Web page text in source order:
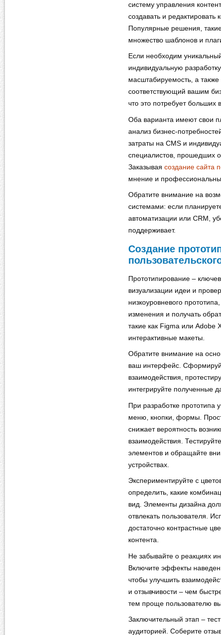
систему управления
создавать и редактировать
Популярные решения,
множество шаблонов и
Если необходим
индивидуальную
масштабируемость, а также
соответствующий вашим
что это потребует
Оба варианта имеют свои
анализ бизнес-
затраты на CMS и
специалистов, прошедших
Заказывая создание сайта
мнение и
Обратите внимание на
системами: если
автоматизации или CRM,
поддерживает.
Создание
Прототипирование –
визуализации идеи и
низкоуровневого
изменения и получать
такие как Figma или Adobe
интерактивные макеты.
Обратите внимание на
ваш интерфейс.
взаимодействия,
интегрируйте полученные
При разработке прототипа
меню, кнопки, формы.
снижает вероятность
взаимодействия.
элементов и обращайте
устройствах.
Экспериментируйте с
определить, какие
вид. Элементы дизайна
отвлекать пользователя.
достаточно контрастные
контента.
Не забывайте о реакциях
Включите эффекты
чтобы улучшить
и отзывчивости – чем
тем проще пользователю
Заключительный этап –
аудиторией. Соберите